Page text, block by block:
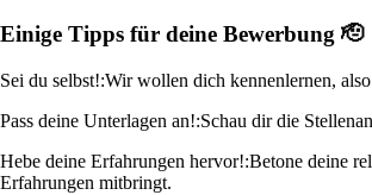
Einige Tipps für deine Bewerbung 🫡
Sei du selbst!:Wir wollen dich kennenlernen,
Pass deine Unterlagen an!:Schau dir die
Hebe deine Erfahrungen hervor!:Betone deine
Erfahrungen mitbringt.